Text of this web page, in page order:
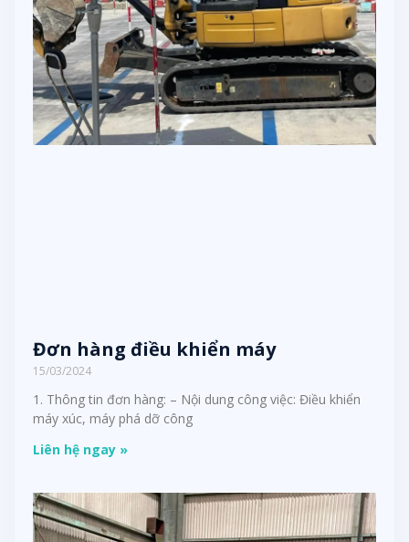
Đơn hàng điều khiển máy
15/03/2024
1. Thông tin đơn hàng: – Nội dung công việc: Điều khiển
máy xúc, máy phá dỡ công
Liên hệ ngay »